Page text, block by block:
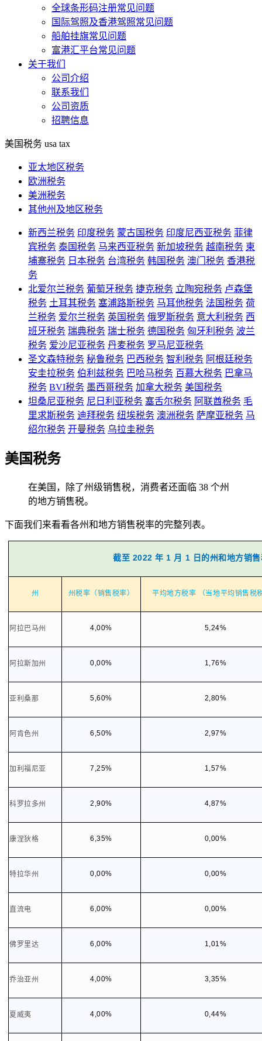
全球条形码注册常见问题
国际驾照及香港驾照常见问题
船舶挂旗常见问题
富港汇平台常见问题
关于我们
公司介绍
联系我们
公司资质
招聘信息
美国税务 usa tax
亚太地区税务
欧洲税务
美洲税务
其他州及地区税务
新西兰税务 印度税务 蒙古国税务 印度尼西亚税务 菲律
宾税务 泰国税务 马来西亚税务 新加坡税务 越南税务 柬
埔寨税务 日本税务 台湾税务 韩国税务 澳门税务 香港税
务
北爱尔兰税务 葡萄牙税务 捷克税务 立陶宛税务 卢森堡
税务 土耳其税务 塞浦路斯税务 马耳他税务 法国税务 荷
兰税务 爱尔兰税务 英国税务 俄罗斯税务 意大利税务 西
班牙税务 瑞典税务 瑞士税务 德国税务 匈牙利税务 波兰
税务 爱沙尼亚税务 丹麦税务 罗马尼亚税务
圣文森特税务 秘鲁税务 巴西税务 智利税务 阿根廷税务
安圭拉税务 伯利兹税务 巴哈马税务 百慕大税务 巴拿马
税务 BVI税务 墨西哥税务 加拿大税务 美国税务
坦桑尼亚税务 尼日利亚税务 塞舌尔税务 阿联酋税务 毛
里求斯税务 迪拜税务 纽埃税务 澳洲税务 萨摩亚税务 马
绍尔税务 开曼税务 乌拉圭税务
美国税务
在美国，除了州级销售税，消费者还面临 38 个州
的地方销售税。
下面我们来看看各州和地方销售税率的完整列表。
截至 2022 年 1 月 1 日的州和地方销
州 州税率（销售税率） 平均地方税率 （当地平均销售税
阿拉巴马州 4,00% 5,24%
阿拉斯加州 0,00% 1,76%
亚利桑那 5,60% 2,80%
阿肯色州 6,50% 2,97%
加利福尼亚 7,25% 1,57%
科罗拉多州 2,90% 4,87%
康涅狄格 6,35% 0,00%
特拉华州 0,00% 0,00%
直流电 6,00% 0,00%
佛罗里达 6,00% 1,01%
乔治亚州 4,00% 3,35%
夏威夷 4,00% 0,44%